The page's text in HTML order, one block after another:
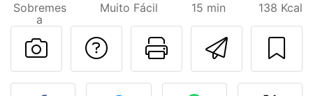
Sobremes
a
Muito Fácil 15 min 138 Kcal
Imprima
Falar com o autor
Fez esta receita?